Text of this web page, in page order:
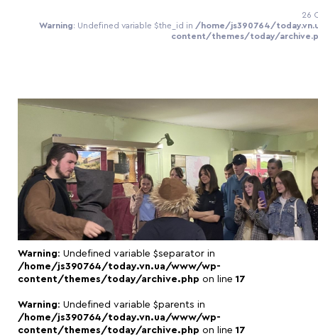
26
Warning: Undefined variable $the_id in /home/js390764/
content/themes/today/
Warning: Undefined variable $separator in
/home/js390764/today.vn.ua/www/wp-
content/themes/today/archive.php on line 17
Warning: Undefined variable $parents in
/home/js390764/today.vn.ua/www/wp-
content/themes/today/archive.php on line 17